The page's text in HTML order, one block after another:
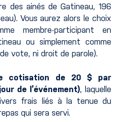
des ainés de Gatineau, 196
Vous aurez alors le choix
membre-participant en
ou simplement comme
vote, ni droit de parole).
cotisation de 20 $ par
de l’événement), laquelle
frais liés à la tenue du
qui sera servi.